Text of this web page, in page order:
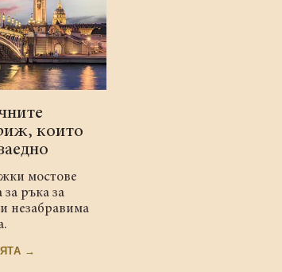
които
мостове
ръка за
незабравима
→